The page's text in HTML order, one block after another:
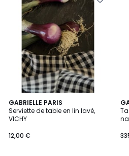
GABRIELLE PARIS
Serviette de table en lin lavé,
VICHY
12,00 €
5
Couleurs
4